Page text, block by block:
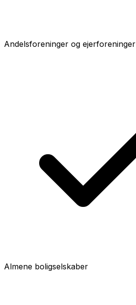
Andelsforeninger og ejerforeninger
Almene boligselskaber